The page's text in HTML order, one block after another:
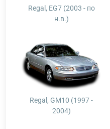
Regal, EG7 (2003 - по
н.в.)
Regal, GM10 (1997 -
2004)